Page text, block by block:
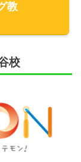
教
校